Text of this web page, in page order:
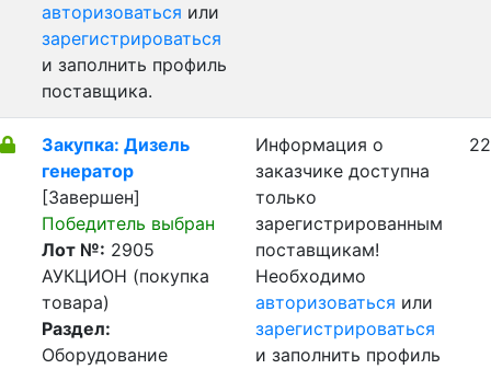
авторизоваться или
зарегистрироваться
и заполнить профиль
поставщика.
Закупка: Дизель
генератор
[Завершен]
Победитель выбран
Лот №: 2905
АУКЦИОН (покупка
товара)
Раздел:
Оборудование
Информация о
заказчике доступна
только
зарегистрированным
поставщикам!
Необходимо
авторизоваться или
зарегистрироваться
и заполнить профиль